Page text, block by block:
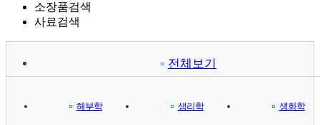
소장품검색
사료검색
전체보기
해부학 생리학 생화학